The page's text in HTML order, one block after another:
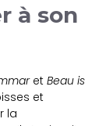
à son
etBeau is
et
la